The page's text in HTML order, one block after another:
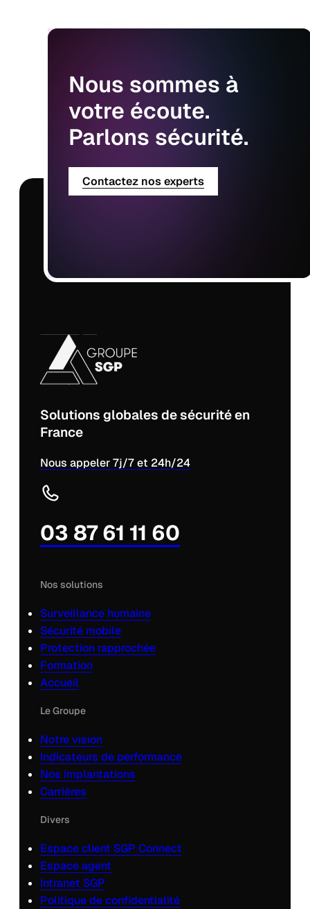
Nous sommes à
votre écoute.
Parlons sécurité.
Contactez nos experts
Solutions globales de sécurité en
France
Nous appeler 7j/7 et 24h/24
03 87 61 11 60
Nos solutions
Surveillance humaine
Sécurité mobile
Protection rapprochée
Formation
Accueil
Le Groupe
Notre vision
Indicateurs de performance
Nos implantations
Carrières
Divers
Espace client SGP Connect
Espace agent
Intranet SGP
Politique de confidentialité